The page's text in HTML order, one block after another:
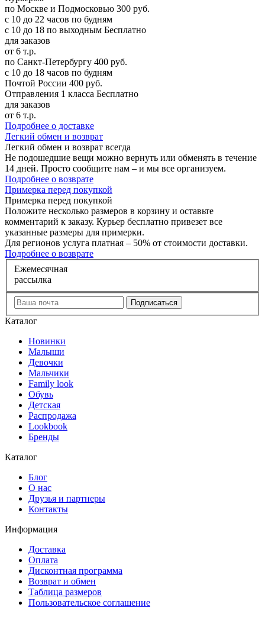
по Москве и Подмосковью 300 руб.
с 10 до 22 часов по будням
с 10 до 18 по выходным Бесплатно
для заказов
от 6 т.р.
по Санкт-Петербургу 400 руб.
с 10 до 18 часов по будням
Почтой России 400 руб.
Отправления 1 класса Бесплатно
для заказов
от 6 т.р.
Подробнее о доставке
Легкий обмен и возврат
Легкий обмен и возврат всегда
Не подошедшие вещи можно вернуть или обменять в течение
14 дней. Просто сообщите нам – и мы все организуем.
Подробнее о возврате
Примерка перед покупкой
Примерка перед покупкой
Положите несколько размеров в корзину и оставьте
комментарий к заказу. Курьер бесплатно привезет все
указанные размеры для примерки.
Для регионов услуга платная – 50% от стоимости доставки.
Подробнее о возврате
Ежемесячная
рассылка
Каталог
Новинки
Малыши
Девочки
Мальчики
Family look
Обувь
Детская
Распродажа
Lookbook
Бренды
Каталог
Блог
О нас
Друзья и партнеры
Контакты
Информация
Доставка
Оплата
Дисконтная программа
Возврат и обмен
Таблица размеров
Пользовательское соглашение